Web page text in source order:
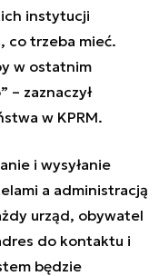
instytucji
co trzeba mieć.
w ostatnim
– zaznaczył
w KPRM.
i wysyłanie
a administracją
urząd, obywatel
do kontaktu i
będzie